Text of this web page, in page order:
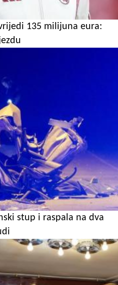
135 milijuna eura:
stup i raspala na dva